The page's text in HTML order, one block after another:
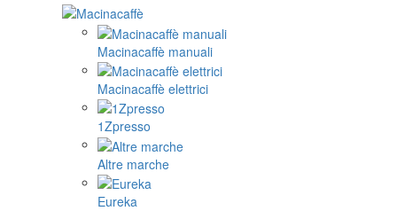
Macinacaffè manuali
Macinacaffè elettrici
1Zpresso
Altre marche
Eureka